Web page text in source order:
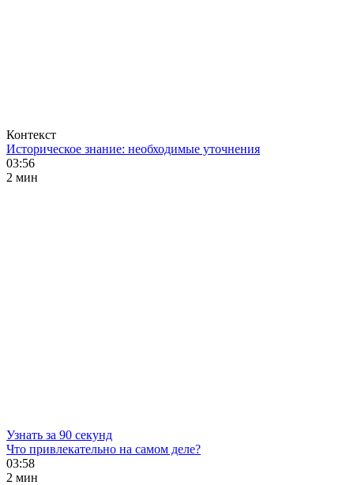
Контекст
Историческое знание: необходимые уточнения
03:56
2 мин
Узнать за 90 секунд
Что привлекательно на самом деле?
03:58
2 мин